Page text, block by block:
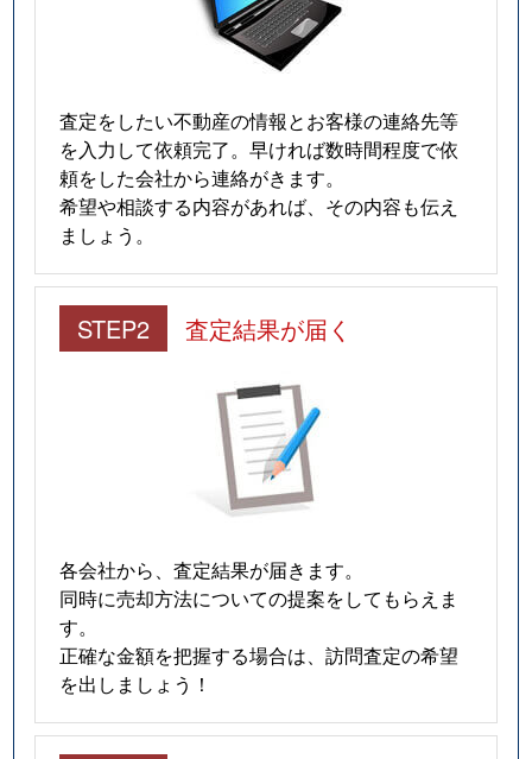
査定をしたい不動産の情報とお客様の連絡先等
を入力して依頼完了。早ければ数時間程度で依
頼をした会社から連絡がきます。
希望や相談する内容があれば、その内容も伝え
ましょう。
STEP2 査定結果が届く
各会社から、査定結果が届きます。
同時に売却方法についての提案をしてもらえま
す。
正確な金額を把握する場合は、訪問査定の希望
を出しましょう！